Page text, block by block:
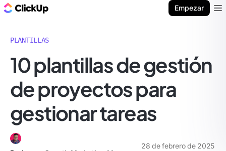
Empezar
PLANTILLAS
10 plantillas de gestión
de proyectos para
gestionar tareas
28 de febrero de 2025